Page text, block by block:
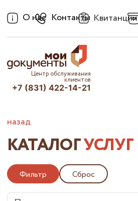
О нас Контакты Квитанции
Центр обслуживания
клиентов
+7 (831) 422-14-21
назад
КАТАЛОГУСЛУГ
Фильтр Сброс